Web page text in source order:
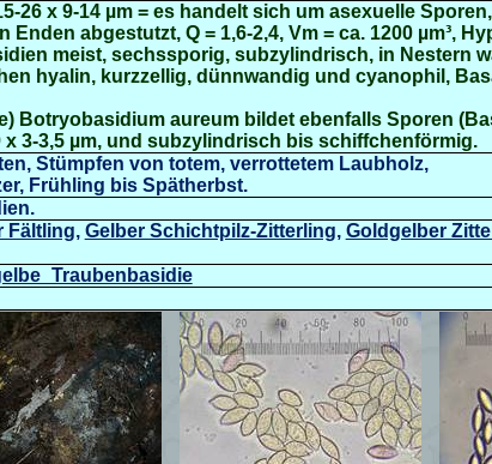
26 x 9-14 µm = es handelt sich um asexuelle
abgestutzt, Q = 1,6-2,4, Vm = ca. 1200 µm³,
meist, sechssporig, subzylindrisch, in Nestern
hyalin, kurzzellig, dünnwandig und cyanophil,
Botryobasidium aureumbildet ebenfalls Sporen
3-3,5 µm, und subzylindrisch bis schiffchenförmig.
Stümpfen von totem, verrottetem Laubholz,
Frühling bis Spätherbst.
Fältling, Gelber Schichtpilz-Zitterling, Goldgelber